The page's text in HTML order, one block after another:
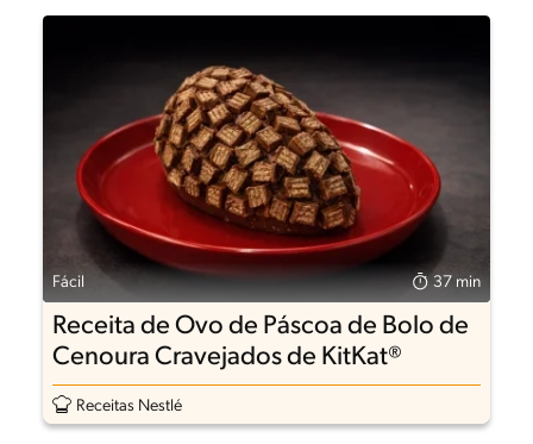
Fácil 37 min
Receita de Ovo de Páscoa de Bolo de
Cenoura Cravejados de KitKat®
Receitas Nestlé